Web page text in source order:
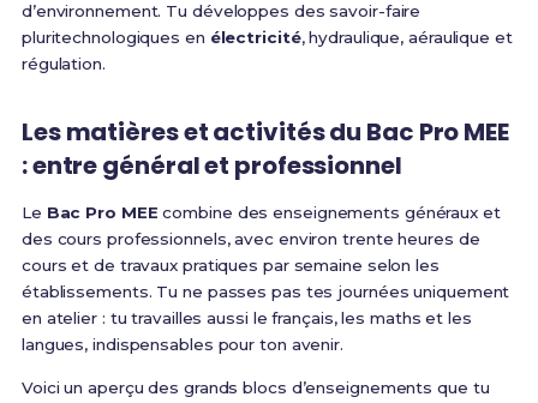
d’environnement. Tu développes des savoir-faire
pluritechnologiques en électricité, hydraulique, aéraulique et
régulation.
Les matières et activités du Bac Pro MEE
: entre général et professionnel
Le Bac Pro MEE combine des enseignements généraux et
des cours professionnels, avec environ trente heures de
cours et de travaux pratiques par semaine selon les
établissements. Tu ne passes pas tes journées uniquement
en atelier : tu travailles aussi le français, les maths et les
langues, indispensables pour ton avenir.
Voici un aperçu des grands blocs d’enseignements que tu